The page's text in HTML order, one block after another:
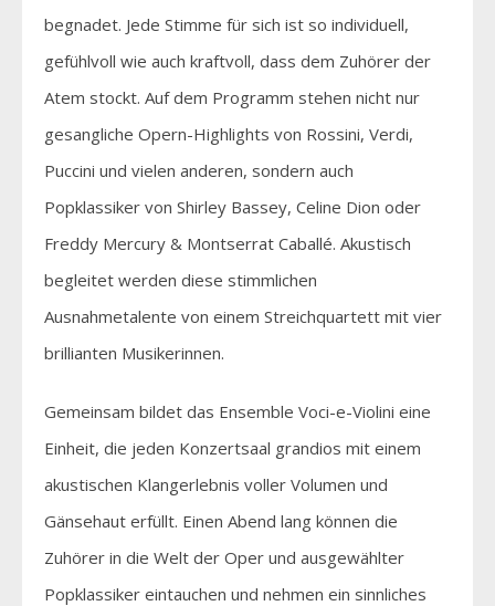
begnadet. Jede Stimme für sich ist so individuell,
gefühlvoll wie auch kraftvoll, dass dem Zuhörer der
Atem stockt. Auf dem Programm stehen nicht nur
gesangliche Opern-Highlights von Rossini, Verdi,
Puccini und vielen anderen, sondern auch
Popklassiker von Shirley Bassey, Celine Dion oder
Freddy Mercury & Montserrat Caballé. Akustisch
begleitet werden diese stimmlichen
Ausnahmetalente von einem Streichquartett mit vier
brillianten Musikerinnen.
Gemeinsam bildet das Ensemble Voci-e-Violini eine
Einheit, die jeden Konzertsaal grandios mit einem
akustischen Klangerlebnis voller Volumen und
Gänsehaut erfüllt. Einen Abend lang können die
Zuhörer in die Welt der Oper und ausgewählter
Popklassiker eintauchen und nehmen ein sinnliches